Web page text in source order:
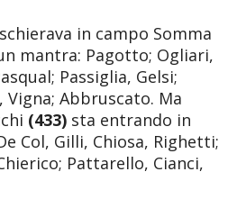
in campo Somma
mantra: Pagotto; Ogliari,
Passiglia, Gelsi;
Abbruscato. Ma
(433) sta entrando in
Col, Gilli, Chiosa, Righetti;
Pattarello, Cianci,